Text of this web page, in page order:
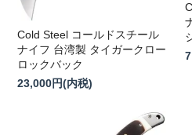
Cold Steel コールドスチール
ナイフ 台湾製 タイガークロー
ロックバック
23,000円(内税)